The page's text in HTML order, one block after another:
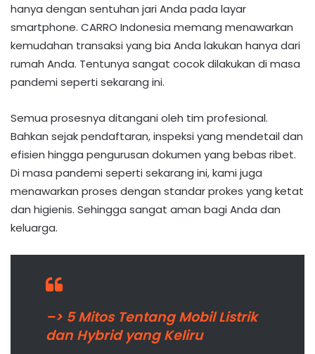
hanya dengan sentuhan jari Anda pada layar
smartphone. CARRO Indonesia memang menawarkan
kemudahan transaksi yang bia Anda lakukan hanya dari
rumah Anda. Tentunya sangat cocok dilakukan di masa
pandemi seperti sekarang ini.
Semua prosesnya ditangani oleh tim profesional.
Bahkan sejak pendaftaran, inspeksi yang mendetail dan
efisien hingga pengurusan dokumen yang bebas ribet.
Di masa pandemi seperti sekarang ini, kami juga
menawarkan proses dengan standar prokes yang ketat
dan higienis. Sehingga sangat aman bagi Anda dan
keluarga.
–> 5 Mitos Tentang Mobil Listrik
dan Hybrid yang Keliru